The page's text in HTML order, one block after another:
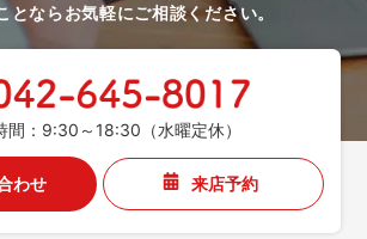
とならお気軽にご相談ください。
間：9:30～18:30（水曜定休）
わせ 来店予約